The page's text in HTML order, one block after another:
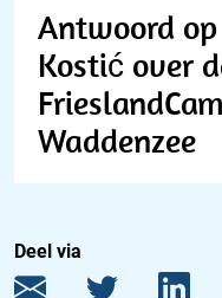
Antwoord
Kostić over
Waddenzee
Deel via